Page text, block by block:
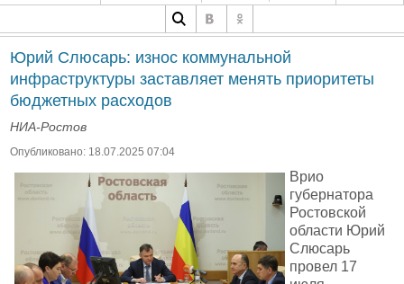
Юрий Слюсарь: износ коммунальной
инфраструктуры заставляет менять приоритеты
бюджетных расходов
НИА-Ростов
Опубликовано: 18.07.2025 07:04
Врио
губернатора
Ростовской
области Юрий
Слюсарь
провел 17